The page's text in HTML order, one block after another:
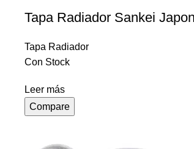
Tapa Radiador Sankei
Tapa Radiador
Con Stock
Leer más
Compare